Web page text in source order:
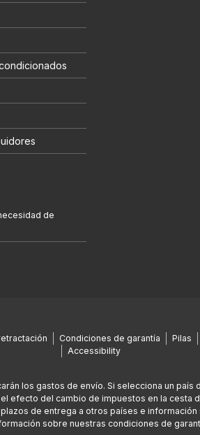
de
Condiciones de garantía Pilas
Accessibility
los gastos de envío. Si selecciona un
efecto del cambio de impuestos en la cesta
de entrega a otros países e
sobre nuestras condiciones de